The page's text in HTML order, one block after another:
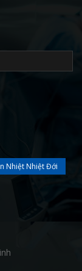
Nhiệt Nhiệt Đới